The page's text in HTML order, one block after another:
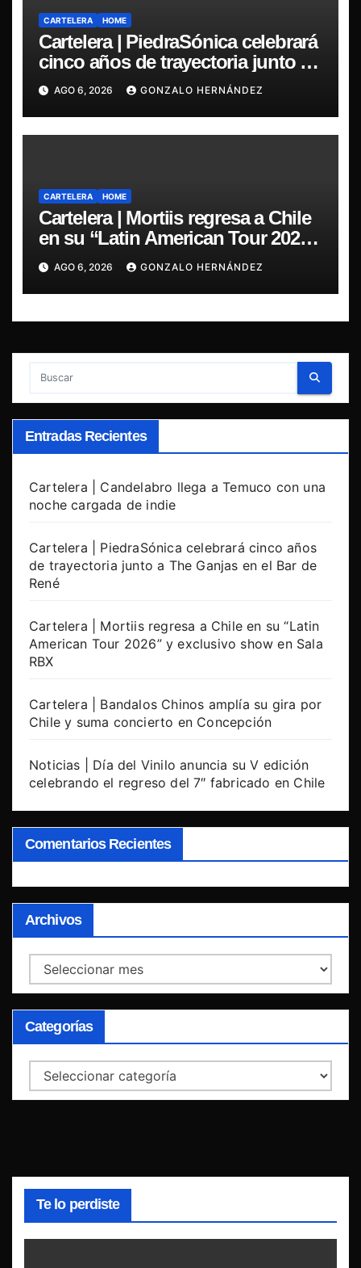
CARTELERA HOME
Cartelera | PiedraSónica celebrará
cinco años de trayectoria junto a
The Ganjas en el Bar de René
AGO 6, 2026 GONZALO HERNÁNDEZ
CARTELERA HOME
Cartelera | Mortiis regresa a Chile
en su “Latin American Tour 2026”
y exclusivo show en Sala RBX
AGO 6, 2026 GONZALO HERNÁNDEZ
Entradas Recientes
Cartelera | Candelabro llega a Temuco con una
noche cargada de indie
Cartelera | PiedraSónica celebrará cinco años
de trayectoria junto a The Ganjas en el Bar de
René
Cartelera | Mortiis regresa a Chile en su “Latin
American Tour 2026” y exclusivo show en Sala
RBX
Cartelera | Bandalos Chinos amplía su gira por
Chile y suma concierto en Concepción
Noticias | Día del Vinilo anuncia su V edición
celebrando el regreso del 7″ fabricado en Chile
Comentarios Recientes
Archivos
Archivos
Categorías
Categorías
Te lo perdiste